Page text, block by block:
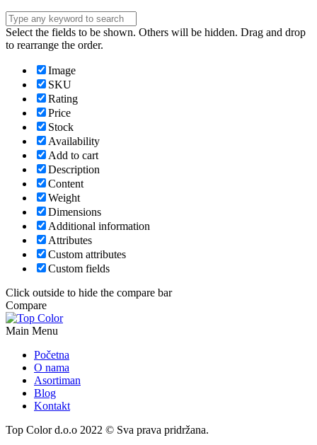
Select the fields to be shown. Others will be hidden. Drag and drop
to rearrange the order.
Image
SKU
Rating
Price
Stock
Availability
Add to cart
Description
Content
Weight
Dimensions
Additional information
Attributes
Custom attributes
Custom fields
Click outside to hide the compare bar
Compare
Main Menu
Početna
O nama
Asortiman
Blog
Kontakt
Top Color d.o.o 2022 © Sva prava pridržana.